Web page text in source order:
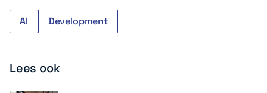
AI Development
Lees ook